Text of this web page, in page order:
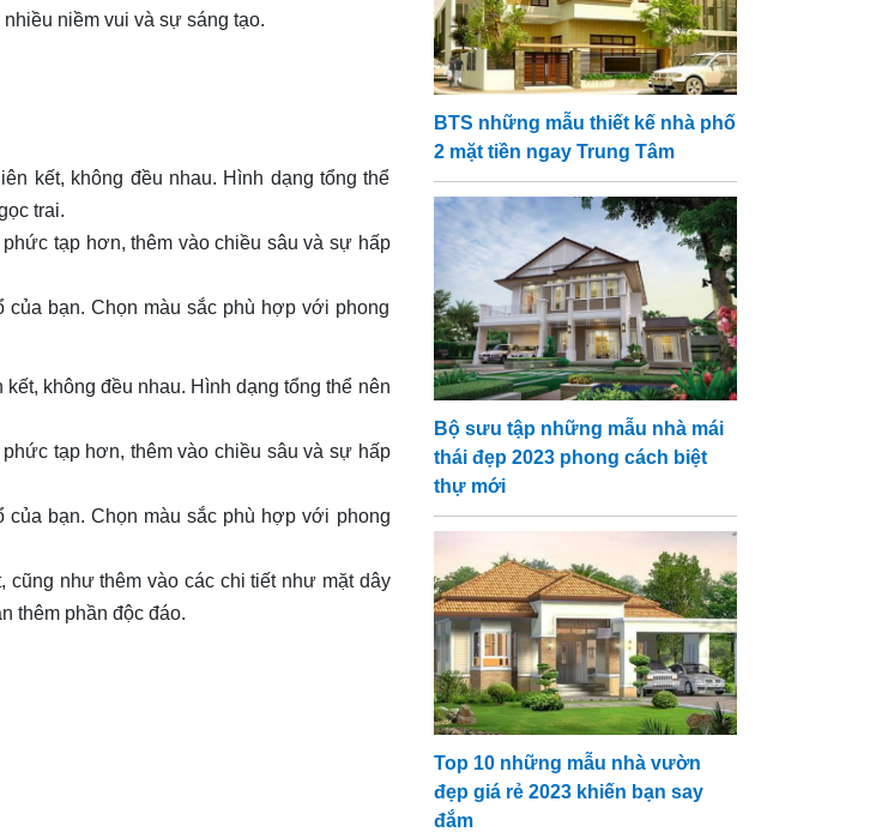
niềm vui và sự sáng tạo.
kết, không đều nhau. Hình dạng tổng thể
trai.
tạp hơn, thêm vào chiều sâu và sự hấp
của bạn. Chọn màu sắc phù hợp với phong
không đều nhau. Hình dạng tổng thể nên
tạp hơn, thêm vào chiều sâu và sự hấp
của bạn. Chọn màu sắc phù hợp với phong
như thêm vào các chi tiết như mặt dây
thêm phần độc đáo.
BTS những mẫu thiết kế nhà phố
2 mặt tiền ngay Trung Tâm
Bộ sưu tập những mẫu nhà mái
thái đẹp 2023 phong cách biệt
thự mới
Top 10 những mẫu nhà vườn
đẹp giá rẻ 2023 khiến bạn say
đắm